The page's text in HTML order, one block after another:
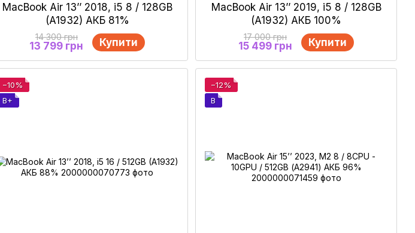
MacBook Air 13’’ 2018, i5 8 / 128GB
(A1932) АКБ 81%
14 300 грн
13 799 грн Купити
MacBook Air 13’’ 2019, i5 8 / 128GB
(A1932) АКБ 100%
17 000 грн
15 499 грн Купити
−10%
B+
−12%
B